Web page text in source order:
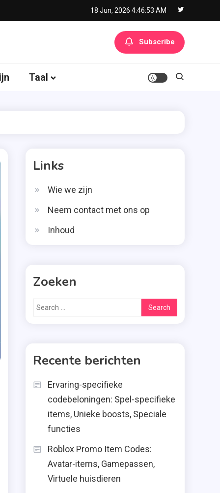
18 Jun, 2026 4:46:54 AM
Subscribe
Taal
Links
Wie we zijn
Neem contact met ons op
Inhoud
Zoeken
Search
for:
Recente berichten
Ervaring-specifieke
codebeloningen: Spel-specifieke
items, Unieke boosts, Speciale
functies
Roblox Promo Item Codes:
Avatar-items, Gamepassen,
Virtuele huisdieren